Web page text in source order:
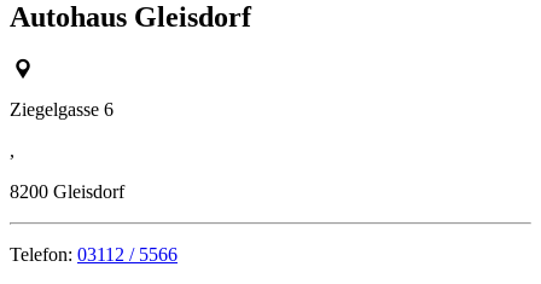
Autohaus Gleisdorf
Ziegelgasse 6
,
8200 Gleisdorf
Telefon: 03112 / 5566